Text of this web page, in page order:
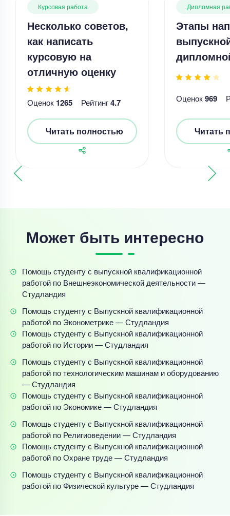
Курсовая работа
Несколько советов,
как написать
курсовую на
отличную оценку
Оценок 1265 Рейтинг4.7
Читать полностью
Дипломная
Этапы
Оценок969
Читать
Может быть интересно
Помощь студенту с выпускной квалификационной
работой по Внешнеэкономической деятельности —
Студландия
Помощь студенту с Выпускной квалификационной
работой по Эконометрике — Студландия
Помощь студенту с Выпускной квалификационной
работой по Истории — Студландия
Помощь студенту с Выпускной квалификационной
работой по технологическим машинам и оборудованию
— Студландия
Помощь студенту с Выпускной квалификационной
работой по Экономике — Студландия
Помощь студенту с Выпускной квалификационной
работой по Религиоведении — Студландия
Помощь студенту с Выпускной квалификационной
работой по Охране труде — Студландия
Помощь студенту с Выпускной квалификационной
работой по Физической культуре — Студландия